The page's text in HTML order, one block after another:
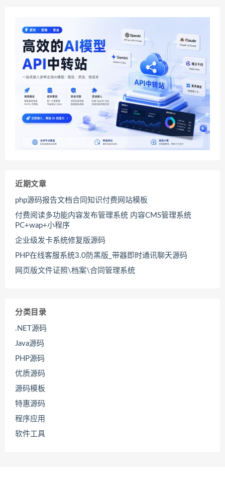
近期文章
php源码报告文档合同知识付费网站模板
付费阅读多功能内容发布管理系统 内容CMS管理系统
PC+wap+小程序
企业级发卡系统修复版源码
PHP在线客服系统3.0防黑版_带器即时通讯聊天源码
网页版文件证照\档案\合同管理系统
分类目录
.NET源码
Java源码
PHP源码
优质源码
源码模板
特惠源码
程序应用
软件工具